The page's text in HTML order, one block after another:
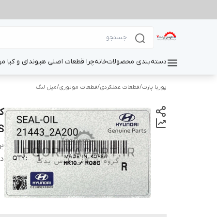
دسته‌بندی محصولاتخانهچرا قطعات اصلی هیوندای و کیا
پوریا پارت/قطعات عملکردی/قطعات موتوری/میل لنگ